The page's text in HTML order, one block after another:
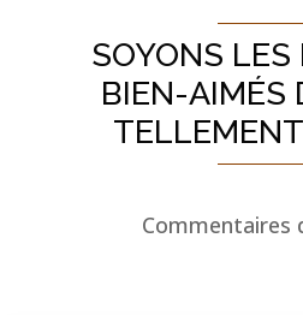
SOYONS LES
BIEN-AIMÉS
Commentaires